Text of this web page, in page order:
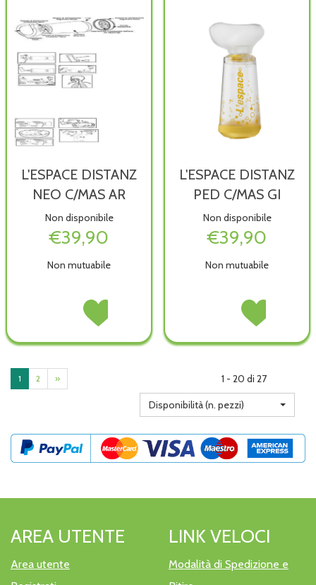
L'ESPACE DISTANZ
NEO C/MAS AR
Non disponibile
€39,90
Non mutuabile
L'ESPACE
DISTANZ
C/MAS
disponibile
Acquista L'ESPACE
DISTANZ
C/MAS
L'ESPACE DISTANZ
PED C/MAS GI
Non disponibile
€39,90
Non mutuabile
L'ESPACE
DISTANZ
C/MAS
disponibile
Acquista
DISTANZ
C/MAS
wishlist
1 2 » 1 - 20 di 27
Disponibilità (n. pezzi)
AREA UTENTE
Area utente
LINK VELOCI
Modalità di Spedizione e